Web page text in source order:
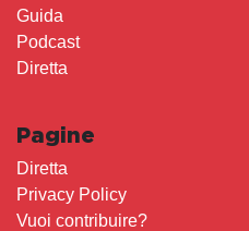
Guida
Podcast
Diretta
Pagine
Diretta
Privacy Policy
Vuoi contribuire?